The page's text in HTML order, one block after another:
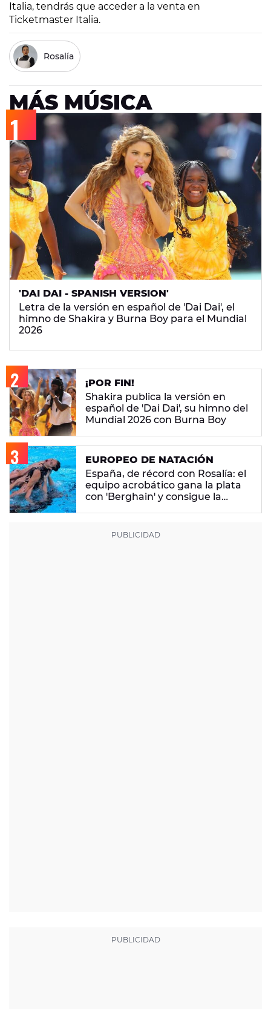
Italia, tendrás que acceder a la venta en
Ticketmaster Italia.
Rosalía
MÁS MÚSICA
'DAI DAI - SPANISH VERSION'
Letra de la versión en español de 'Dai Dai', el
himno de Shakira y Burna Boy para el Mundial
2026
¡POR FIN!
Shakira publica la versión en
español de 'Dai Dai', su himno del
Mundial 2026 con Burna Boy
EUROPEO DE NATACIÓN
España, de récord con Rosalía: el
equipo acrobático gana la plata
con 'Berghain' y consigue la